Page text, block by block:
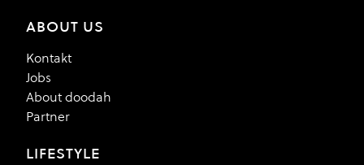
ABOUT US
Kontakt
Jobs
About doodah
Partner
LIFESTYLE